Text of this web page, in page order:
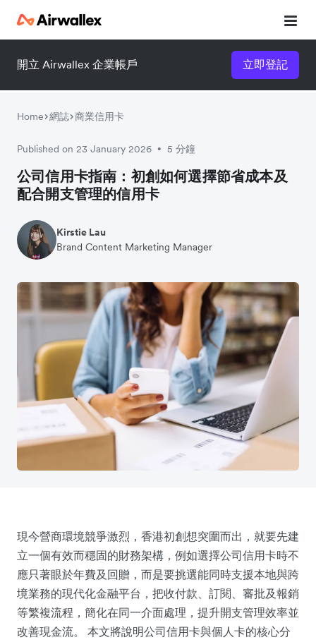
開立 Airwallex 企業帳戶 立即登記
Home 網誌 商業信用卡
Published on 23 January 2026 • 5 分鐘
公司信用卡指南：初創如何選擇節省成本及
配合開支管理的信用卡
Kirstie Lau
Brand Content Marketing Manager
現今營商環境競爭激烈，香港初創想突圍而出，就要先建
立一個有效而穩固的財務架構，例如選擇公司信用卡時不
應只著眼於年費及回贈，而是要挑選能同時支援本地與跨
境業務的現代化金融平台，把收付款、訂閱、審批及報銷
等繁複流程，簡化在同一介面處理，提升開支管理效率並
改善現金流。 本文將說明公司信用卡與個人卡的核心分
登記等候名單